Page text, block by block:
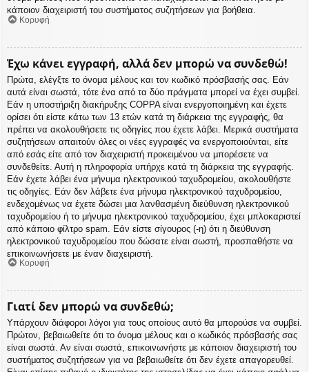
κάποιον διαχειριστή του συστήματος συζητήσεων για βοήθεια.
Κορυφή
Έχω κάνει εγγραφή, αλλά δεν μπορώ να συνδεθώ!
Πρώτα, ελέγξτε το όνομα μέλους και τον κωδικό πρόσβασής σας. Εάν
αυτά είναι σωστά, τότε ένα από τα δύο πράγματα μπορεί να έχει συμβεί.
Εάν η υποστήριξη διακήρυξης COPPA είναι ενεργοποιημένη και έχετε
ορίσει ότι είστε κάτω των 13 ετών κατά τη διάρκεια της εγγραφής, θα
πρέπει να ακολουθήσετε τις οδηγίες που έχετε λάβει. Μερικά συστήματα
συζητήσεων απαιτούν όλες οι νέες εγγραφές να ενεργοποιούνται, είτε
από εσάς είτε από τον διαχειριστή προκειμένου να μπορέσετε να
συνδεθείτε. Αυτή η πληροφορία υπήρχε κατά τη διάρκεια της εγγραφής.
Εάν έχετε λάβει ένα μήνυμα ηλεκτρονικού ταχυδρομείου, ακολουθήστε
τις οδηγίες. Εάν δεν λάβετε ένα μήνυμα ηλεκτρονικού ταχυδρομείου,
ενδεχομένως να έχετε δώσει μια λανθασμένη διεύθυνση ηλεκτρονικού
ταχυδρομείου ή το μήνυμα ηλεκτρονικού ταχυδρομείου, έχει μπλοκαριστεί
από κάποιο φίλτρο spam. Εάν είστε σίγουρος (-η) ότι η διεύθυνση
ηλεκτρονικού ταχυδρομείου που δώσατε είναι σωστή, προσπαθήστε να
επικοινωνήσετε με έναν διαχειριστή.
Κορυφή
Γιατί δεν μπορώ να συνδεθώ;
Υπάρχουν διάφοροι λόγοι για τους οποίους αυτό θα μπορούσε να συμβεί.
Πρώτον, βεβαιωθείτε ότι το όνομα μέλους και ο κωδικός πρόσβασής σας
είναι σωστά. Αν είναι σωστά, επικοινωνήστε με κάποιον διαχειριστή του
συστήματος συζητήσεων για να βεβαιωθείτε ότι δεν έχετε απαγορευθεί.